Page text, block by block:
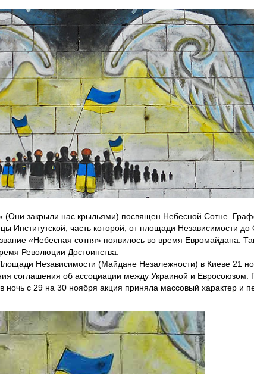
(Они закрыли нас крыльями) посвящен Небесной Сотне.
Институтской, часть которой, от площади Независимости до
«Небесная сотня» появилось во время Евромайдана.
Революции Достоинства.
Независимости (Майдане Незалежности) в Киеве 21
соглашения об ассоциации между Украиной и Евросоюзом.
ночь с 29 на 30 ноября акция приняла массовый характер и